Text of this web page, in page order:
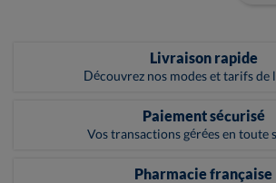
Livraison rapide
Découvrez nos modes et tarifs de
Paiement sécurisé
Vos transactions gérées en toute
Pharmacie française